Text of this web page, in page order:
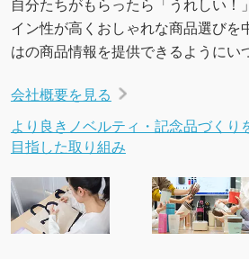
イン性が高くおしゃれな商品選びを
はの商品情報を提供できるようにい
会社概要を見る
より良きノベルティ・記念品づくり
目指した取り組み